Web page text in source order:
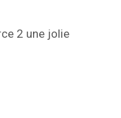
2 une jolie